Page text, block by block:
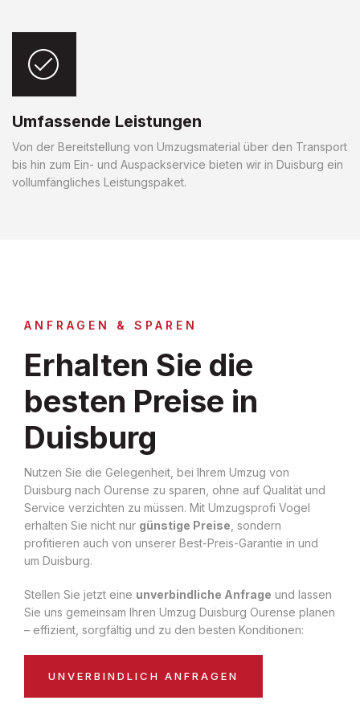
Umfassende Leistungen
Von der Bereitstellung von Umzugsmaterial über den Transport
bis hin zum Ein- und Auspackservice bieten wir in Duisburg ein
vollumfängliches Leistungspaket.
ANFRAGEN & SPAREN
Erhalten Sie die
besten Preise in
Duisburg
Nutzen Sie die Gelegenheit, bei Ihrem Umzug von
Duisburg nach Ourense zu sparen, ohne auf Qualität und
Service verzichten zu müssen. Mit Umzugsprofi Vogel
erhalten Sie nicht nur günstige Preise , sondern
profitieren auch von unserer Best-Preis-Garantie in und
um Duisburg.
Stellen Sie jetzt eine unverbindliche Anfrage und lassen
Sie uns gemeinsam Ihren Umzug Duisburg Ourense planen
– effizient, sorgfältig und zu den besten Konditionen:
UNVERBINDLICH ANFRAGEN